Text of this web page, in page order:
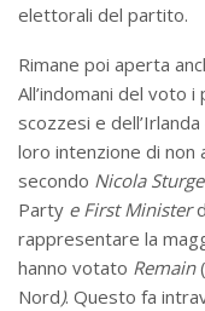
elettorali del partito.
Rimane poi aperta
All’indomani del voto
scozzesi e
loro intenzione di non
secondo Nicola
Party e First Minister
rappresentare la
hanno votato Remain
Nord). Questo fa